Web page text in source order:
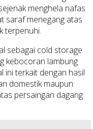
menghela nafas
saraf menegang atas
terpenuhi.
sebagai cold storage
kebocoran lambung
ini terkait dengan hasil
domestik maupun
persaingan dagang